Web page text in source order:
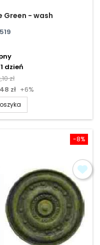
Green - wash
1 dzień
zł
zł +6%
-8%